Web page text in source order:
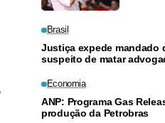
Brasil
Justiça expede mandado
suspeito de matar
Economia
ANP: Programa Gas
produção da Petrobras